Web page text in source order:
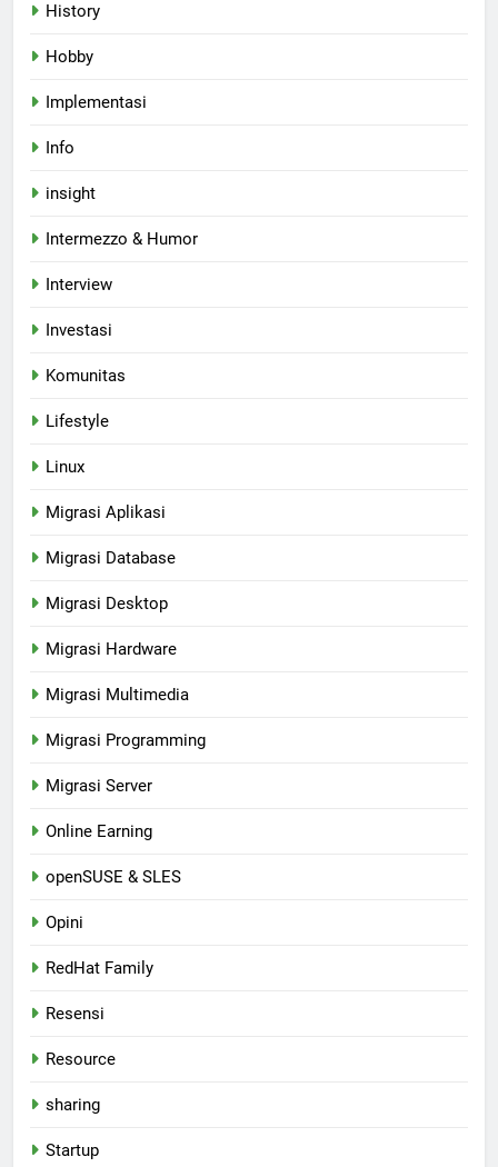
History
Hobby
Implementasi
Info
insight
Intermezzo & Humor
Interview
Investasi
Komunitas
Lifestyle
Linux
Migrasi Aplikasi
Migrasi Database
Migrasi Desktop
Migrasi Hardware
Migrasi Multimedia
Migrasi Programming
Migrasi Server
Online Earning
openSUSE & SLES
Opini
RedHat Family
Resensi
Resource
sharing
Startup